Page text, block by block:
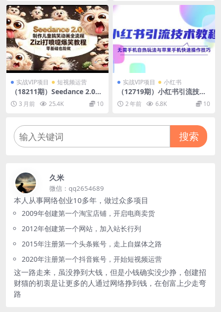
实战VIP项目 短视频运营
（18211期）Seedance 2.0
制作儿童搞笑动画全流程Zizi
打喷嚏爆笑教程｜零基础也能
3 月前 25.4K 10
实战VIP项目 小红书
（12719期）小红书引流技术
教程：无需手机自热玩法与苹
果手机快速操作技巧
2 年前 6.8K 10
搜索
久米
微信：qq2654689
本人从事网络创业10多年，做过众多项目
2009年创建第一个淘宝店铺，开启电商卖货
2012年创建第一个网站，加入站长行列
2015年注册第一个头条账号，走上自媒体之路
2020年注册第一个抖音账号，开始短视频运营
这一路走来，虽没挣到大钱，但是小钱确实没少挣，创建招
财猫的初衷是让更多的人通过网络挣到钱，在创富上少走弯
路